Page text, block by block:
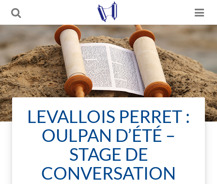
LEVALLOIS PERRET :
OULPAN D’ÉTÉ –
STAGE DE
CONVERSATION